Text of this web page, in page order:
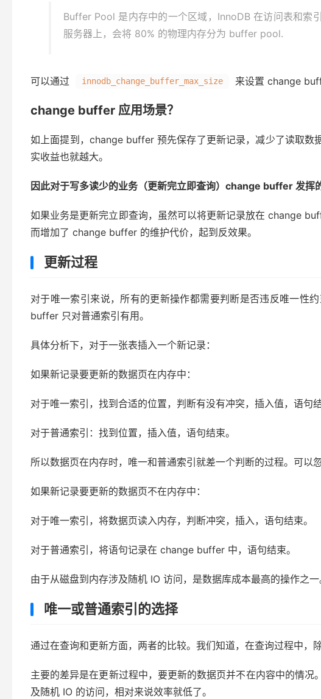
Buffer Pool 是内存中的一个区域，InnoDB 在访问表和索
服务器上，会将 80% 的物理内存分为 buffer pool.
可以通过 innodb_change_buffer_max_size 来设置 change
change buffer 应用场景？
如上面提到，change buffer 预先保存了更新记录，减少了读取
实收益也就越大。
因此对于写多读少的业务（更新完立即查询）change buffer 发挥
如果业务是更新完立即查询，虽然可以将更新记录放在 change
而增加了 change buffer 的维护代价，起到反效果。
更新过程
对于唯一索引来说，所有的更新操作都需要判断是否违反唯一性
buffer 只对普通索引有用。
具体分析下，对于一张表插入一个新记录：
如果新记录要更新的数据页在内存中：
对于唯一索引，找到合适的位置，判断有没有冲突，插入值，语句结
对于普通索引：找到位置，插入值，语句结束。
所以数据页在内存时，唯一和普通索引就差一个判断的过程。可以忽
如果新记录要更新的数据页不在内存中：
对于唯一索引，将数据页读入内存，判断冲突，插入，语句结束。
对于普通索引，将语句记录在 change buffer 中，语句结束。
由于从磁盘到内存涉及随机 IO 访问，是数据库成本最高的操作之
唯一或普通索引的选择
通过在查询和更新方面，两者的比较。我们知道，在查询过程中，
主要的差异是在更新过程中，要更新的数据页并不在内容中的情
及随机 IO 的访问，相对来说效率就低了。